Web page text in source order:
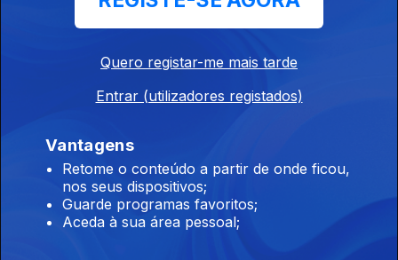
Quero registar-me mais tarde
Entrar (utilizadores registados)
Vantagens
Retome o conteúdo a partir de onde ficou,
nos seus dispositivos;
Guarde programas favoritos;
Aceda à sua área pessoal;